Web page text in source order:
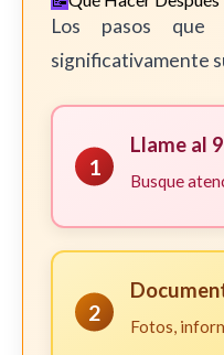
Los pasos que
significativamente
1
Llame al
Busque
2
Fotos,